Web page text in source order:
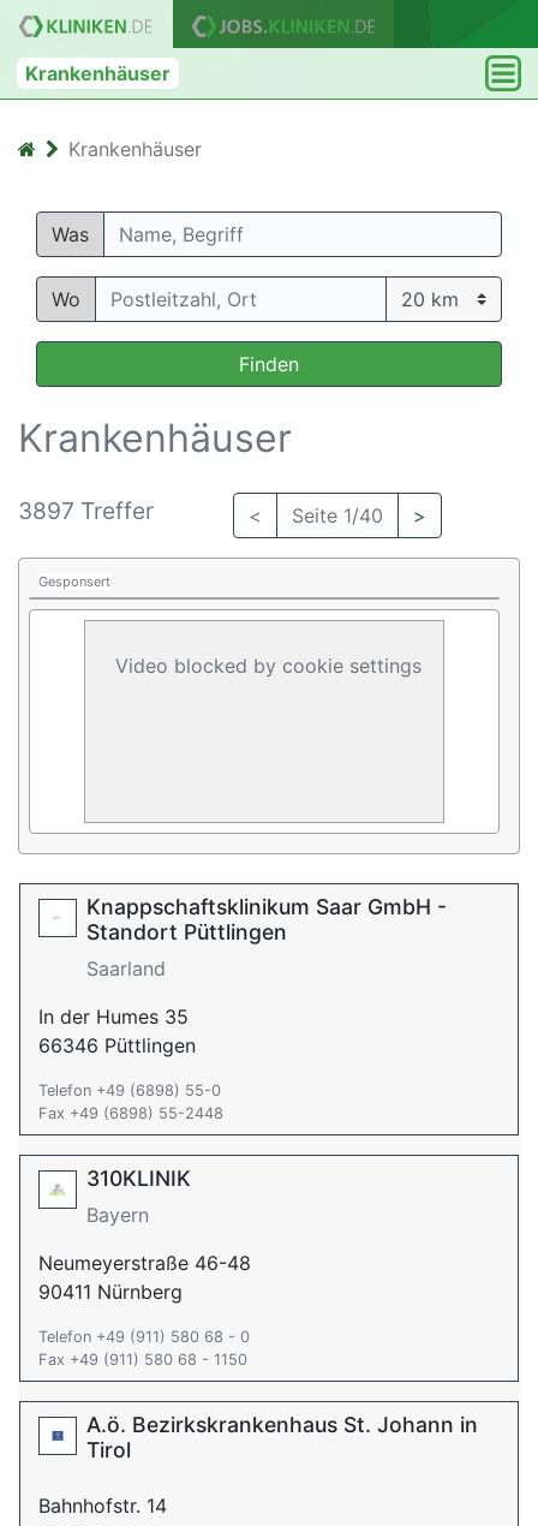
Krankenhäuser
Krankenhäuser
Was
Wo
Finden
Krankenhäuser
3897 Treffer < Seite 1/40 >
Gesponsert
Video blocked by cookie settings
Knappschaftsklinikum Saar GmbH -
Standort Püttlingen
Saarland
In der Humes 35
66346 Püttlingen
Telefon +49 (6898) 55-0
Fax +49 (6898) 55-2448
310KLINIK
Bayern
Neumeyerstraße 46-48
90411 Nürnberg
Telefon +49 (911) 580 68 - 0
Fax +49 (911) 580 68 - 1150
A.ö. Bezirkskrankenhaus St. Johann in
Tirol
Bahnhofstr. 14